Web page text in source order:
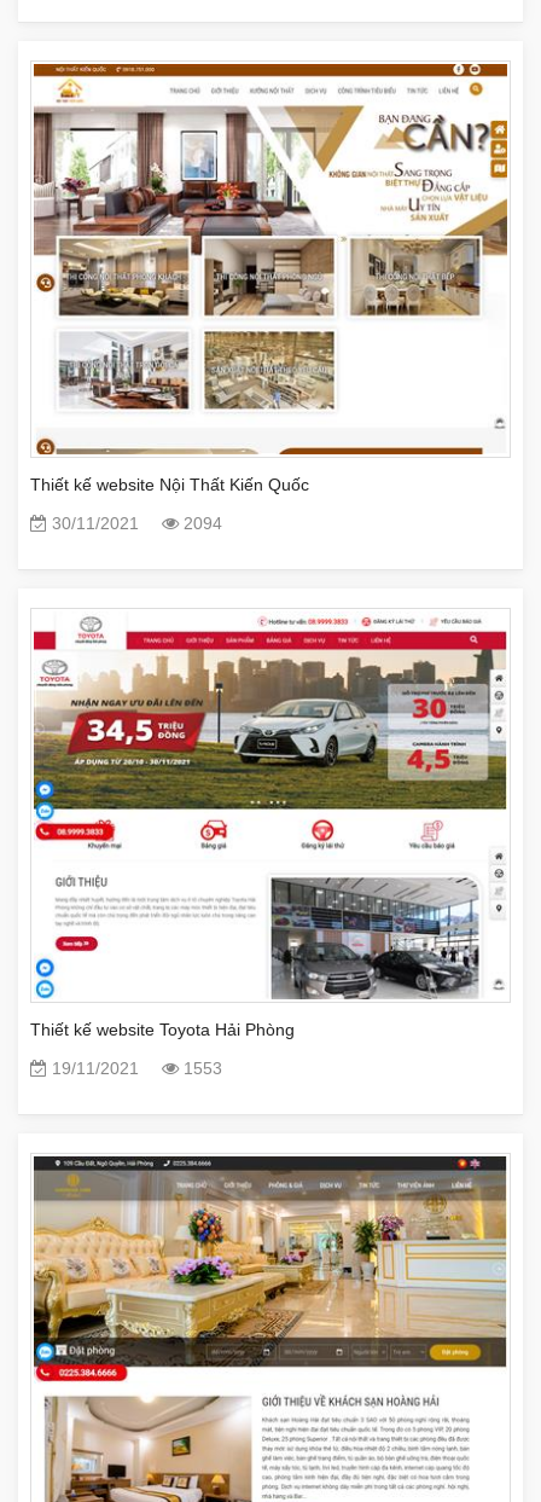
Thiết kế website Nội Thất Kiến Quốc
30/11/2021
2094
Thiết kế website Toyota Hải Phòng
19/11/2021
1553